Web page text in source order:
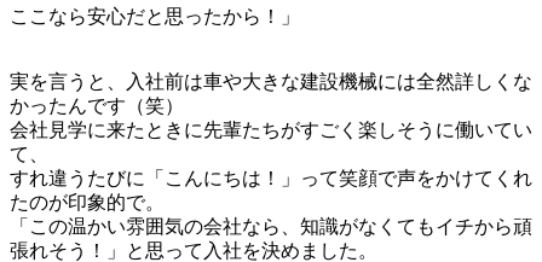
ここなら安心だと思ったから！」
実を言うと、入社前は車や大きな建設機械には全然詳しくな
かったんです（笑）
会社見学に来たときに先輩たちがすごく楽しそうに働いてい
て、
すれ違うたびに「こんにちは！」って笑顔で声をかけてくれ
たのが印象的で。
「この温かい雰囲気の会社なら、知識がなくてもイチから頑
張れそう！」と思って入社を決めました。